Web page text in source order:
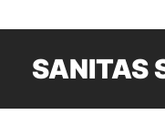
SANITAS